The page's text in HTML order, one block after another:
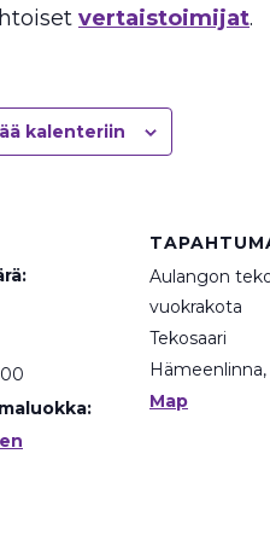
vertaistoimijat.
kalenteriin
Aulangon
vuokrakota
Tekosaari
Hämeenlinna,
Map